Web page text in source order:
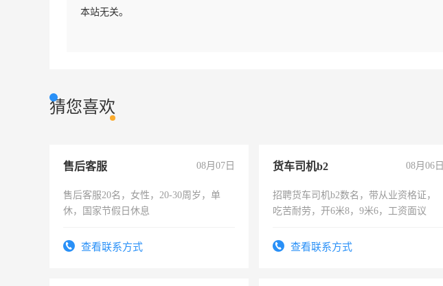
本站无关。
猜您喜欢
售后客服 08月07日
售后客服20名，女性，20-30周岁，单
休，国家节假日休息
查看联系方式
货车司机b2 08月06日
招聘货车司机b2数名，带从业资格证，
吃苦耐劳，开6米8，9米6，工资面议
查看联系方式